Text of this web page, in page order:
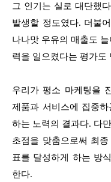
그 인기는 실로 대단했
발생할 정도였다. 더불
나나맛 우유의 매출도
력을 일으켰다는 평가도
우리가 평소 마케팅을
제품과 서비스에 집중
하는 노력의 결과다. 다
초점을 맞춤으로써 최
표를 달성하게 하는 방
한다.